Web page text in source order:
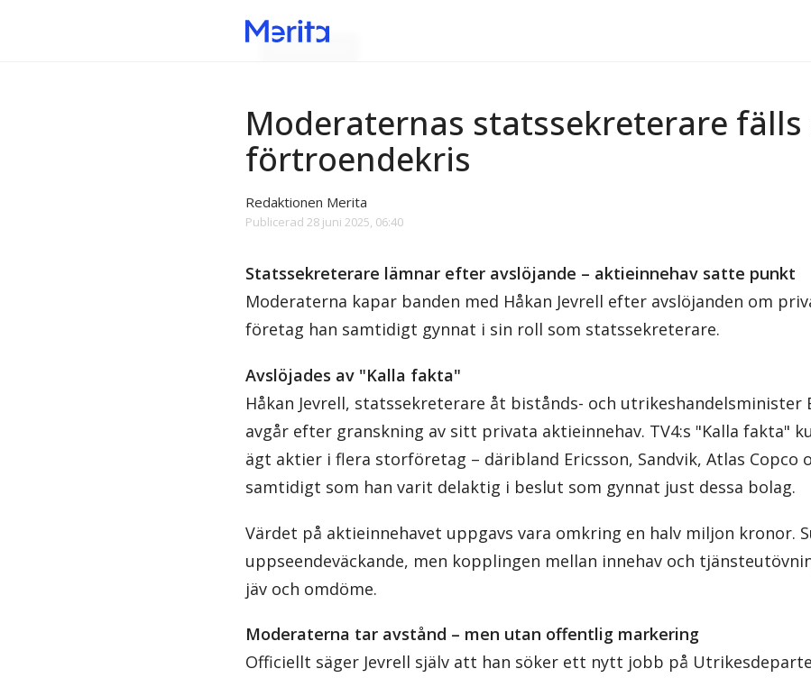
Moderaterna
Moderaternas statssekreterare fälls
förtroendekris
Redaktionen Merita
Publicerad 28 juni 2025, 06:40
Statssekreterare lämnar efter avslöjande – aktieinnehav satte punkt
Moderaterna kapar banden med Håkan Jevrell efter avslöjanden om
företag han samtidigt gynnat i sin roll som statssekreterare.
Avslöjades av "Kalla fakta"
Håkan Jevrell, statssekreterare åt bistånds- och utrikeshandelsminister
avgår efter granskning av sitt privata aktieinnehav. TV4:s "Kalla fakta"
ägt aktier i flera storföretag – däribland Ericsson, Sandvik, Atlas Copco
samtidigt som han varit delaktig i beslut som gynnat just dessa bolag.
Värdet på aktieinnehavet uppgavs vara omkring en halv miljon kronor.
uppseendeväckande, men kopplingen mellan innehav och
jäv och omdöme.
Moderaterna tar avstånd – men utan offentlig markering
Officiellt säger Jevrell själv att han söker ett nytt jobb på